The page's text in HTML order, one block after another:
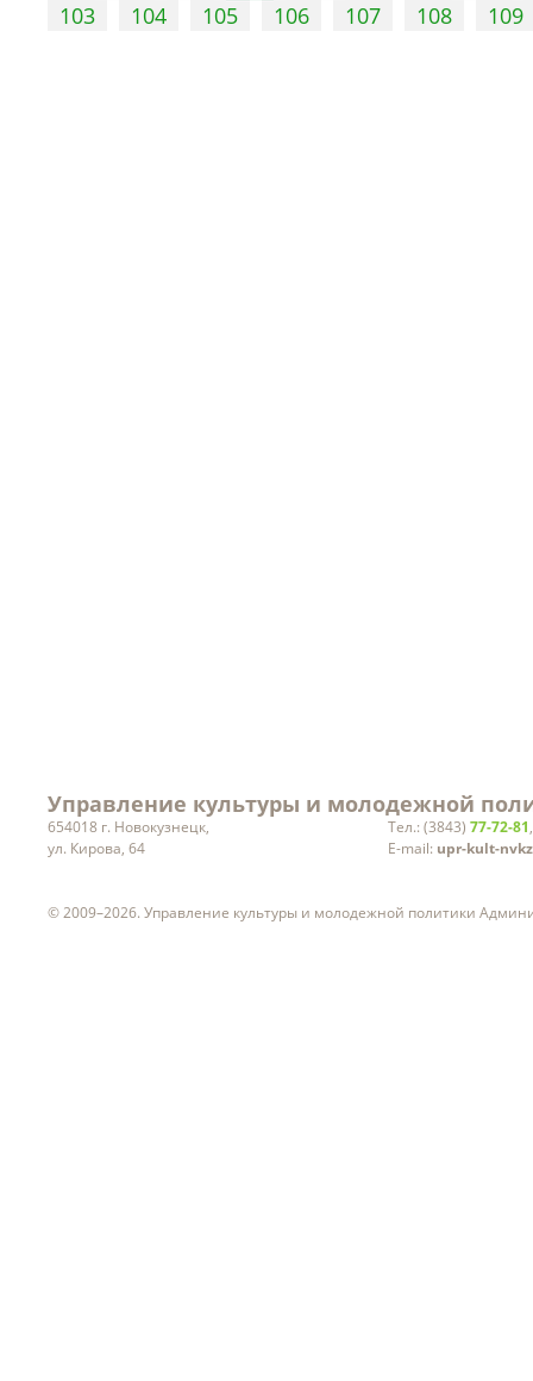
103
104 105 106 107 108 109
Управление культуры и молодежной
654018 г. Новокузнецк,
ул. Кирова, 64
Тел.: (3843) 77-72-81
E-mail: upr-kult-
© 2009–2026. Управление культуры и молодежной политики